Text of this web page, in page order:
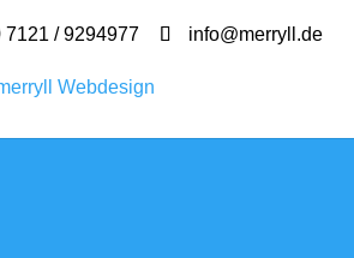
7121 / 9294977 info@merryll.de